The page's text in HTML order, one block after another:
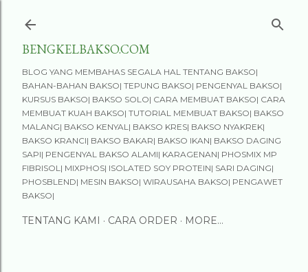
BENGKELBAKSO.COM
BLOG YANG MEMBAHAS SEGALA HAL TENTANG BAKSO|
BAHAN-BAHAN BAKSO| TEPUNG BAKSO| PENGENYAL BAKSO|
KURSUS BAKSO| BAKSO SOLO| CARA MEMBUAT BAKSO| CARA
MEMBUAT KUAH BAKSO| TUTORIAL MEMBUAT BAKSO| BAKSO
MALANG| BAKSO KENYAL| BAKSO KRES| BAKSO NYAKREK|
BAKSO KRANCI| BAKSO BAKAR| BAKSO IKAN| BAKSO DAGING
SAPI| PENGENYAL BAKSO ALAMI| KARAGENAN| PHOSMIX MP
FIBRISOL| MIXPHOS| ISOLATED SOY PROTEIN| SARI DAGING|
PHOSBLEND| MESIN BAKSO| WIRAUSAHA BAKSO| PENGAWET
BAKSO|
TENTANG KAMI CARA ORDER MORE…